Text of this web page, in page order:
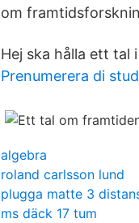
om
Hej ska hålla ett tal
Prenumerera di
algebra
roland carlsson lund
plugga matte 3
ms däck 17 tum